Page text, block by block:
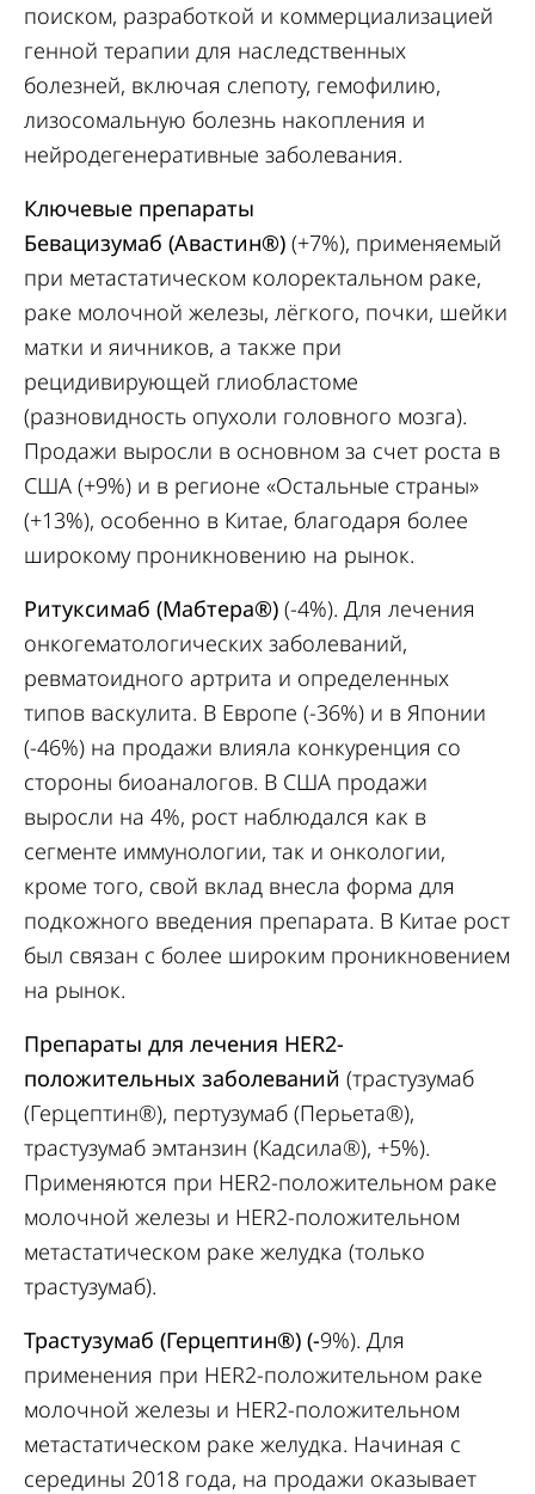
поиском, разработкой и коммерциализацией
генной терапии для наследственных
болезней, включая слепоту, гемофилию,
лизосомальную болезнь накопления и
нейродегенеративные заболевания.
Ключевые препараты
Бевацизумаб (Авастин®) (+7%), применяемый
при метастатическом колоректальном раке,
раке молочной железы, лёгкого, почки, шейки
матки и яичников, а также при
рецидивирующей глиобластоме
(разновидность опухоли головного мозга).
Продажи выросли в основном за счет роста в
США (+9%) и в регионе «Остальные страны»
(+13%), особенно в Китае, благодаря более
широкому проникновению на рынок.
Ритуксимаб (Мабтера®) (-4%). Для лечения
онкогематологических заболеваний,
ревматоидного артрита и определенных
типов васкулита. В Европе (-36%) и в Японии
(-46%) на продажи влияла конкуренция со
стороны биоаналогов. В США продажи
выросли на 4%, рост наблюдался как в
сегменте иммунологии, так и онкологии,
кроме того, свой вклад внесла форма для
подкожного введения препарата. В Китае рост
был связан с более широким проникновением
на рынок.
Препараты для лечения HER2-
положительных заболеваний (трастузумаб
(Герцептин®), пертузумаб (Перьета®),
трастузумаб эмтанзин (Кадсила®), +5%).
Применяются при HER2-положительном раке
молочной железы и HER2-положительном
метастатическом раке желудка (только
трастузумаб).
Трастузумаб (Герцептин®) (-9%). Для
применения при HER2-положительном раке
молочной железы и HER2-положительном
метастатическом раке желудка. Начиная с
середины 2018 года, на продажи оказывает